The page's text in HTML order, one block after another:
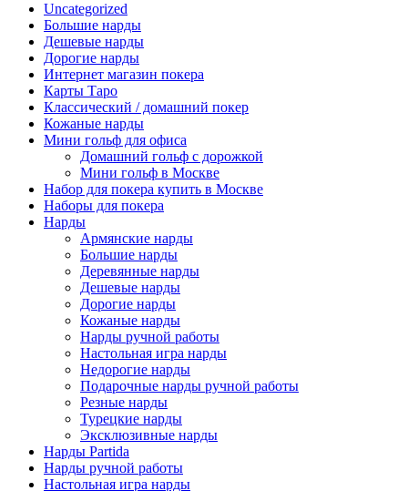
Uncategorized
Большие нарды
Дешевые нарды
Дорогие нарды
Интернет магазин покера
Карты Таро
Классический / домашний покер
Кожаные нарды
Мини гольф для офиса
Домашний гольф с дорожкой
Мини гольф в Москве
Набор для покера купить в Москве
Наборы для покера
Нарды
Армянские нарды
Большие нарды
Деревянные нарды
Дешевые нарды
Дорогие нарды
Кожаные нарды
Нарды ручной работы
Настольная игра нарды
Недорогие нарды
Подарочные нарды ручной работы
Резные нарды
Турецкие нарды
Эксклюзивные нарды
Нарды Partida
Нарды ручной работы
Настольная игра нарды